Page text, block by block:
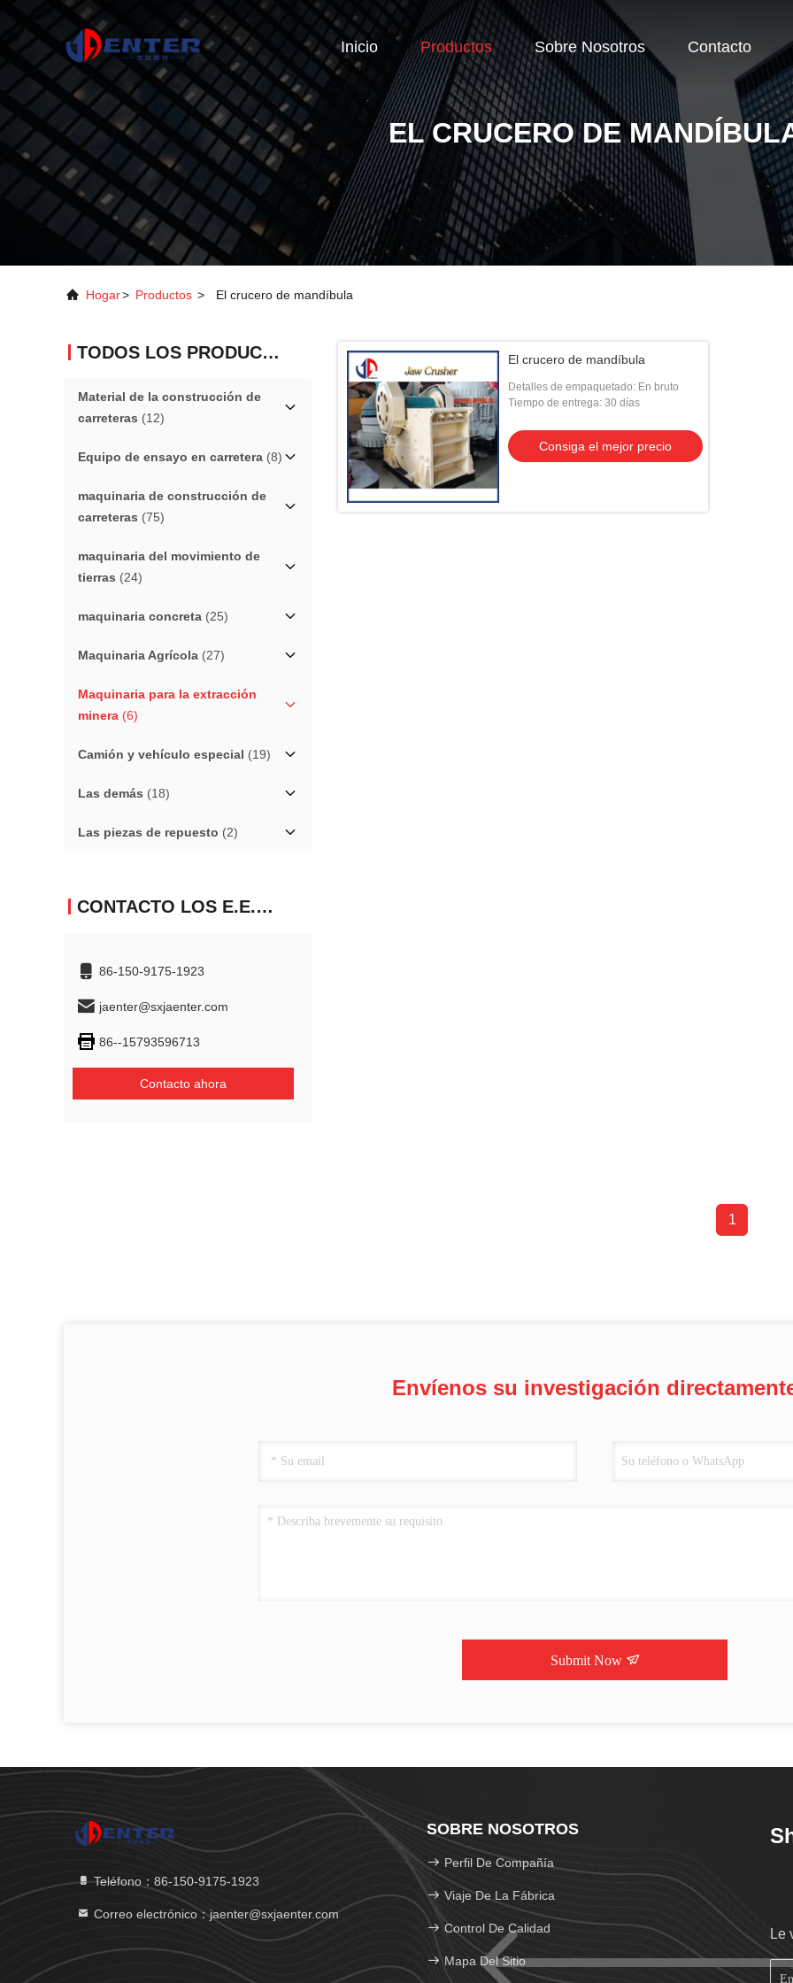
Inicio Productos Sobre Nosotros Contacto
EL CRUCERO DE
Hogar> Productos > El crucero de mandíbula
TODOS LOS PRODUCTOS
Material de la construcción de
carreteras (12)
Equipo de ensayo en carretera (8)
maquinaria de construcción de
carreteras (75)
maquinaria del movimiento de
tierras (24)
maquinaria concreta (25)
Maquinaria Agrícola (27)
Maquinaria para la extracción
minera (6)
Camión y vehículo especial (19)
Las demás (18)
Las piezas de repuesto (2)
CONTACTO LOS E.E.U.U.
86-150-9175-1923
jaenter@sxjaenter.com
86--15793596713
Contacto ahora
El crucero de mandíbula
Detalles de empaquetado: En bruto
Tiempo de entrega: 30 días
Consiga el mejor precio
1
Envíenos su investigación
Submit Now
Teléfono：86-150-9175-1923
Correo electrónico：jaenter@sxjaenter.com
SOBRE NOSOTROS
Perfil De Compañía
Viaje De La Fábrica
Control De Calidad
Mapa Del Sitio
Le